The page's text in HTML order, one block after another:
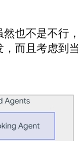
也不是不行
而且考虑到